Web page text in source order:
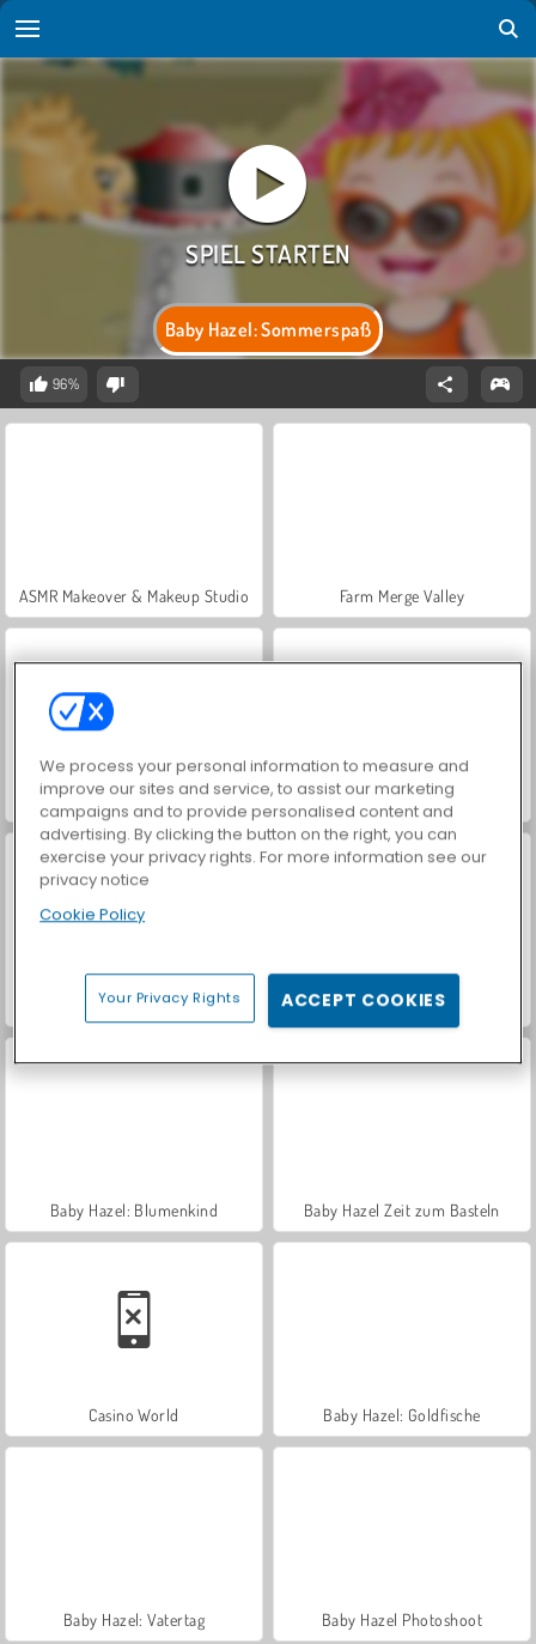
Baby Hazel: Sommerspaß
96%
ASMR Makeover & Makeup Studio Farm Merge Valley
VegaMix Da Vinci Puzzles Hidden Object: Street of Secrets
World War 2 Shooter Car Parking City Duel
Baby Hazel: Blumenkind Baby Hazel Zeit zum Basteln
Casino World Baby Hazel: Goldfische
Baby Hazel: Vatertag Baby Hazel Photoshoot
We process your personal information to measure and
improve our sites and service, to assist our marketing
campaigns and to provide personalised content and
advertising. By clicking the button on the right, you can
exercise your privacy rights. For more information see our
privacy notice
Cookie Policy
Your Privacy Rights ACCEPT COOKIES